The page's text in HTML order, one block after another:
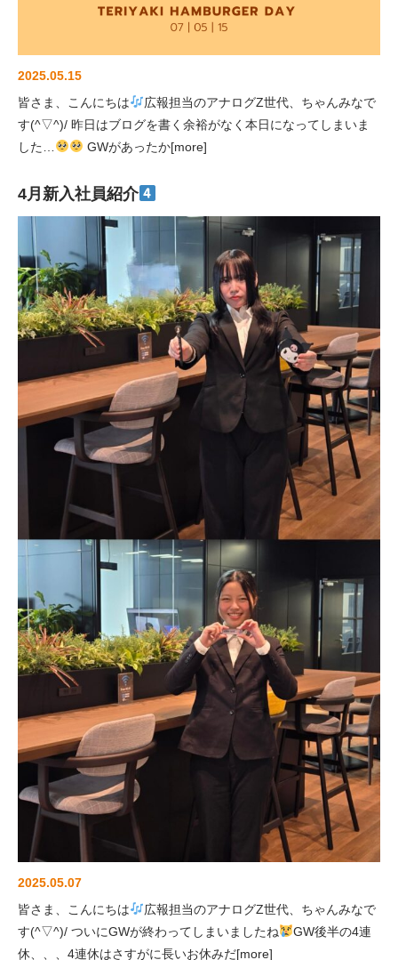
2025.05.15
皆さま、こんにちは
広報担当のアナログZ世代、ちゃんみなで
す(^▽^)/ 昨日はブログを書く余裕がなく本日になってしまいま
した…
GWがあったか[more]
4月新入社員紹介
2025.05.07
皆さま、こんにちは
広報担当のアナログZ世代、ちゃんみなで
す(^▽^)/ ついにGWが終わってしまいましたね
GW後半の4連
休、、、4連休はさすがに長いお休みだ[more]